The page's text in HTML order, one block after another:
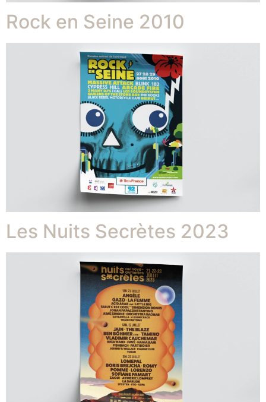
Rock en Seine 2010
Les Nuits Secrètes 2023